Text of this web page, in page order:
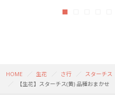
HOME 生花 さ行
スターチス
【生花】スターチス(黄) 品種おまかせ